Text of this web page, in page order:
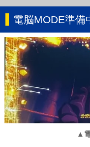
電脳MODE準備
▲